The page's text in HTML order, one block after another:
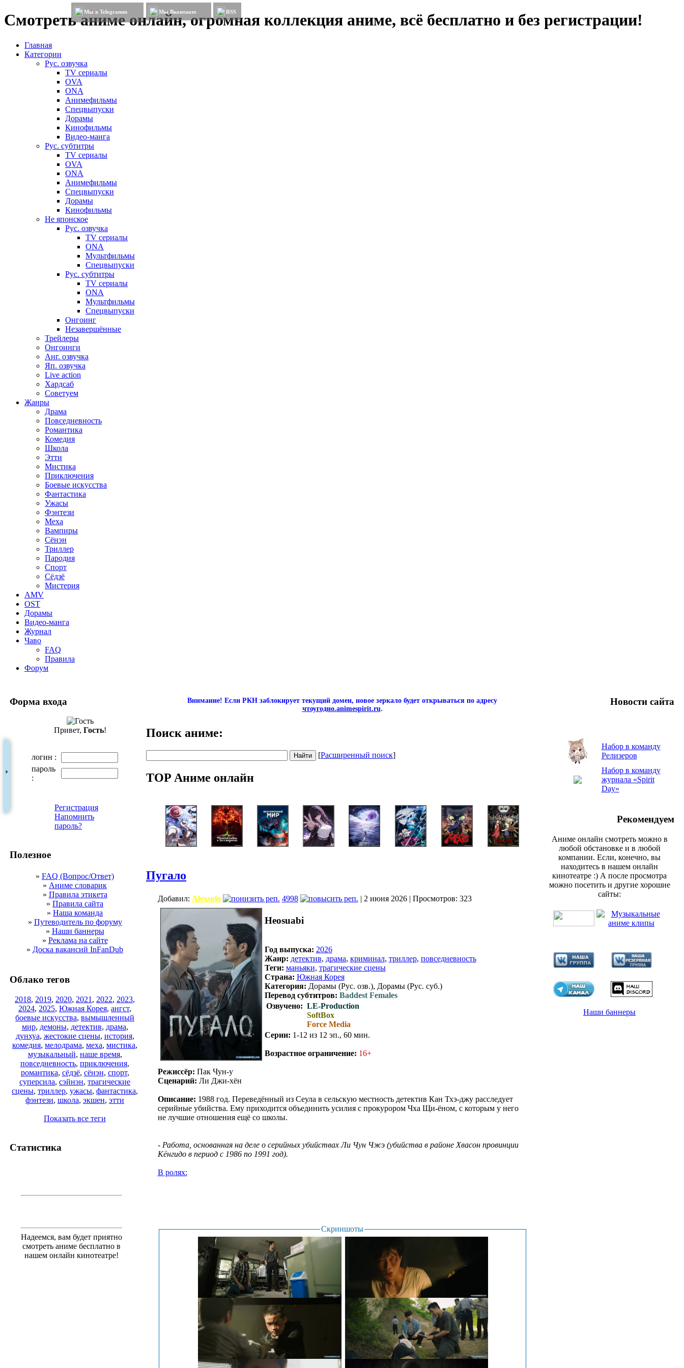
Смотреть аниме онлайн, огромная коллекция аниме, всё бесплатно и без регистрации!
Мы в Telegramm Мы Вконтакте RSS
Главная
Категории
Рус. озвучка
TV сериалы
OVA
ONA
Анимефильмы
Спецвыпуски
Дорамы
Кинофильмы
Видео-манга
Рус. субтитры
TV сериалы
OVA
ONA
Анимефильмы
Спецвыпуски
Дорамы
Кинофильмы
Не японское
Рус. озвучка
TV сериалы
ONA
Мультфильмы
Спецвыпуски
Рус. субтитры
TV сериалы
ONA
Мультфильмы
Спецвыпуски
Онгоинг
Незавершённые
Трейлеры
Онгоинги
Анг. озвучка
Яп. озвучка
Live action
Хардсаб
Советуем
Жанры
Драма
Повседневность
Романтика
Комедия
Школа
Этти
Мистика
Приключения
Боевые искусства
Фантастика
Ужасы
Фэнтези
Меха
Вампиры
Сёнэн
Триллер
Пародия
Спорт
Сёдзё
Мистерия
AMV
OST
Дорамы
Видео-манга
Журнал
Чаво
FAQ
Правила
Форум
Форма входа
Привет, Гость!
логин :
пароль
:
Регистрация
Напомнить
пароль?
Полезное
» FAQ (Вопрос/Ответ)
» Аниме словарик
» Правила этикета
» Правила сайта
» Наша команда
» Путеводитель по форуму
» Наши баннеры
» Реклама на сайте
» Доска вакансий InFanDub
Облако тегов
2018, 2019, 2020, 2021 , 2022, 2023,
2024, 2025, Южная Корея, ангст,
боевые искусства, вымышленный
мир, демоны, детектив, драма,
дунхуа, жестокие сцены, история,
комедия, мелодрама, меха, мистика,
музыкальный, наше время,
повседневность, приключения,
романтика, сёдзё, сёнэн, спорт,
суперсила, сэйнэн, трагические
сцены, триллер, ужасы, фантастика,
фэнтези, школа, экшен, этти
Показать все теги
Статистика
Надеемся, вам будет приятно
смотреть аниме бесплатно в
нашем онлайн кинотеатре!
Внимание! Если РКН заблокирует текущий домен, новое зеркало будет открываться по адресу
чтоугодно.animespirit.ru.
Поиск аниме:
[Расширенный поиск]
TOP Аниме онлайн
Пугало
Добавил: Alexsolo 4998 | 2 июня 2026 | Просмотров: 323
Heosuabi
Год выпуска: 2026
Жанр: детектив, драма, криминал, триллер, повседневность
Теги: маньяки, трагические сцены
Страна: Южная Корея
Категория: Дорамы (Рус. озв.), Дорамы (Рус. суб.)
Перевод субтитров: Baddest Females
Озвучено: LE-Production
SoftBox
Force Media
Серии: 1-12 из 12 эп., 60 мин.
Возрастное ограничение: 16+
Режиссёр: Пак Чун-у
Сценарий: Ли Джи-хён
Описание: 1988 год. Переведённый из Сеула в сельскую местность детектив Кан Тхэ-джу расследует
серийные убийства. Ему приходится объединить усилия с прокурором Чха Щи-ёном, с которым у него
не лучшие отношения ещё со школы.
- Работа, основанная на деле о серийных убийствах Ли Чун Чжэ (убийства в районе Хвасон провинции
Кёнгидо в период с 1986 по 1991 год).
В ролях:
Скриншоты
Новости сайта
Набор в команду
Релизеров
Набор в команду
журнала «Spirit
Day»
Рекомендуем
Аниме онлайн смотреть можно в
любой обстановке и в любой
компании. Если, конечно, вы
находитесь в нашем онлайн
кинотеатре :) А после просмотра
можно посетить и другие хорошие
сайты:
Наши баннеры